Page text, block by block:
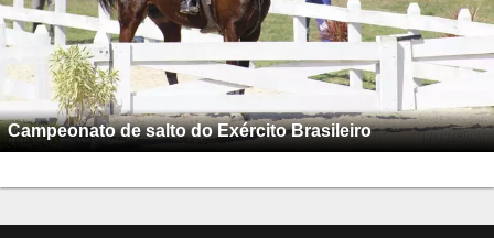
Campeonato de salto do Exército Brasileiro